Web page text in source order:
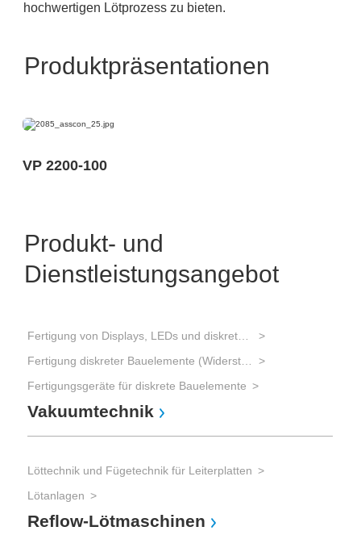
hochwertigen Lötprozess zu bieten.
Produktpräsentationen
VP 2200-100
Produkt- und
Dienstleistungsangebot
Fertigungsgeräte für diskrete Bauelemente
Vakuumtechnik
Löttechnik und Fügetechnik für Leiterplatten
Lötanlagen
Reflow-Lötmaschinen